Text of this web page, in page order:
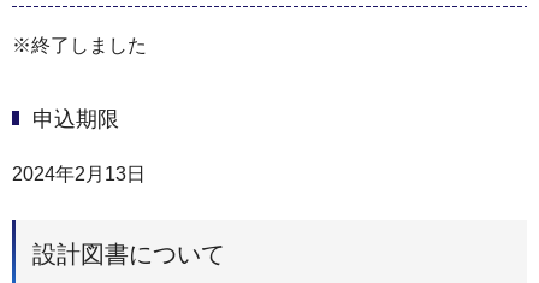
※終了しました
申込期限
2024年2月13日
設計図書について